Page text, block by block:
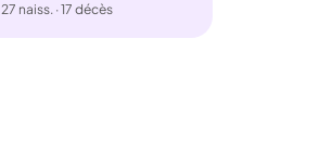
27 naiss. · 17 décès